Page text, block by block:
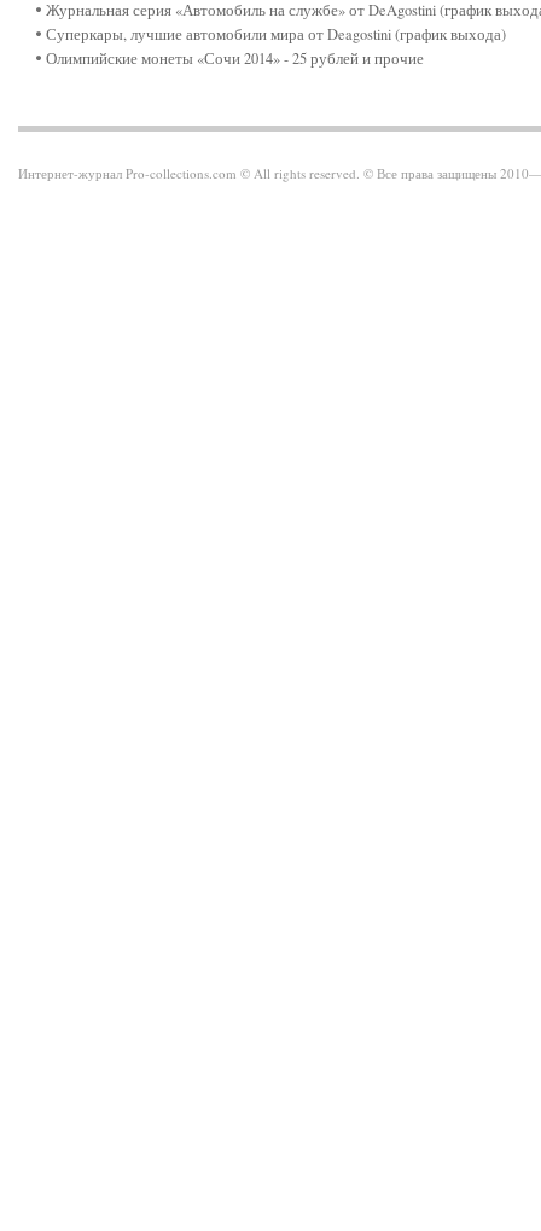
Журнальная серия «Автомобиль на службе» от DeAgostini (график
Суперкары, лучшие автомобили мира от Deagostini (график выхода)
Олимпийские монеты «Сочи 2014» - 25 рублей и прочие
Интернет-журнал Pro-collections.com © All rights reserved. © Все права защищены